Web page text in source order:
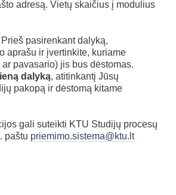
adresą. Vietų skaičius į modulius
Prieš pasirenkant dalyką,
aprašu ir įvertinkite, kuriame
pavasario) jis bus dėstomas.
dalyką, atitinkantį Jūsų
pakopą ir dėstomą kitame
gali suteikti KTU Studijų procesų
paštu priemimo.sistema@ktu.lt